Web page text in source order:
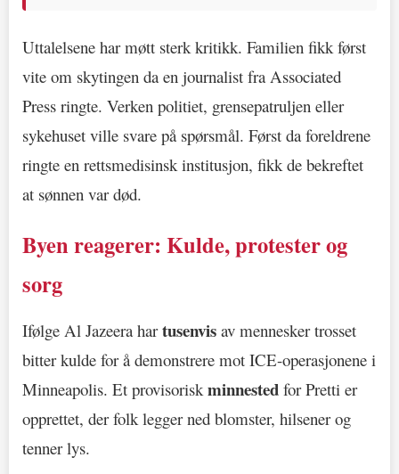
Uttalelsene har møtt sterk kritikk. Familien fikk først
vite om skytingen da en journalist fra Associated
Press ringte. Verken politiet, grensepatruljen eller
sykehuset ville svare på spørsmål. Først da foreldrene
ringte en rettsmedisinsk institusjon, fikk de bekreftet
at sønnen var død.
Byen reagerer: Kulde, protester og
sorg
Ifølge Al Jazeera hartusenvis av mennesker trosset
bitter kulde for å demonstrere mot ICE-operasjonene i
Minneapolis. Et provisoriskminnested for Pretti er
opprettet, der folk legger ned blomster, hilsener og
tenner lys.